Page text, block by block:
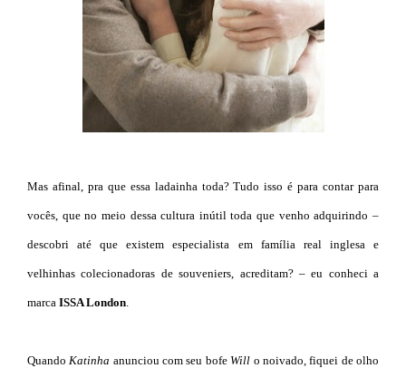
Mas afinal, pra que essa ladainha toda? Tudo isso é para contar para
vocês, que no meio dessa cultura inútil toda que venho adquirindo –
descobri até que existem especialista em família real inglesa e
velhinhas colecionadoras de souveniers, acreditam? – eu conheci a
marca ISSA London
Quando Katinha anunciou com seu bofe Will o noivado, fiquei de olho